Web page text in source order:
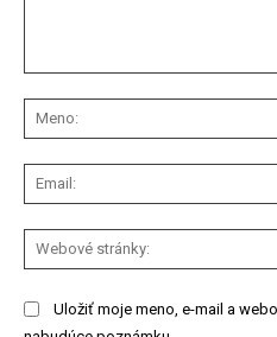
Uložiť moje meno, e-mail a